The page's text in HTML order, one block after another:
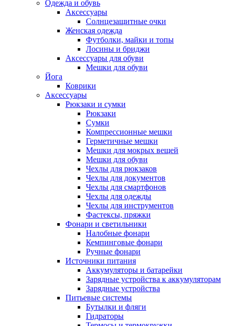
Одежда и обувь
Аксессуары
Солнцезащитные очки
Женская одежда
Футболки, майки и топы
Лосины и бриджи
Аксессуары для обуви
Мешки для обуви
Йога
Коврики
Аксессуары
Рюкзаки и сумки
Рюкзаки
Сумки
Компрессионные мешки
Герметичные мешки
Мешки для мокрых вещей
Мешки для обуви
Чехлы для рюкзаков
Чехлы для документов
Чехлы для смартфонов
Чехлы для одежды
Чехлы для инструментов
Фастексы, пряжки
Фонари и светильники
Налобные фонари
Кемпинговые фонари
Ручные фонари
Источники питания
Аккумуляторы и батарейки
Зарядные устройства к аккумуляторам
Зарядные устройства
Питьевые системы
Бутылки и фляги
Гидраторы